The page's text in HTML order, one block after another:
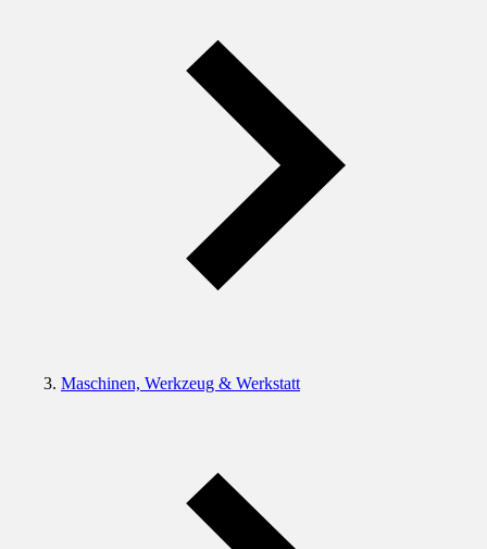
Maschinen, Werkzeug & Werkstatt